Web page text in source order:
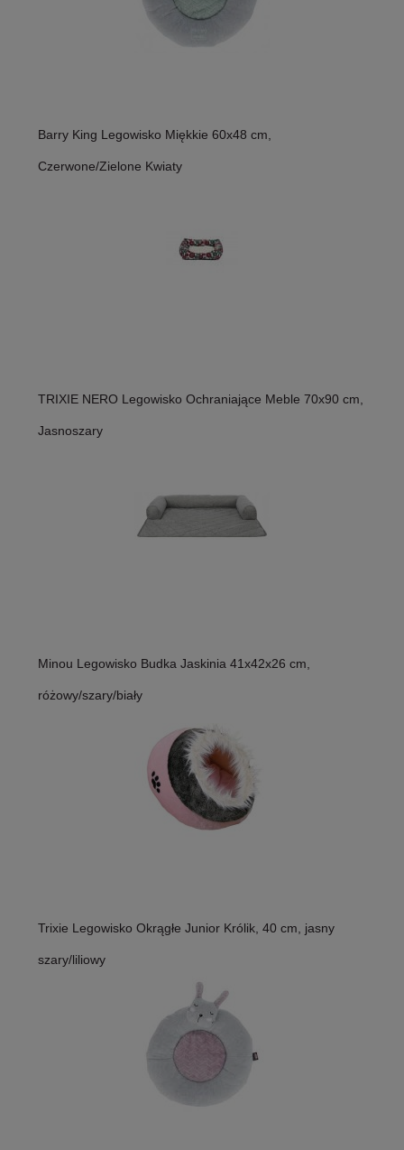
Barry King Legowisko Miękkie 60x48 cm,
Czerwone/Zielone Kwiaty
TRIXIE NERO Legowisko Ochraniające Meble 70x90 cm,
Jasnoszary
Minou Legowisko Budka Jaskinia 41x42x26 cm,
różowy/szary/biały
Trixie Legowisko Okrągłe Junior Królik, 40 cm, jasny
szary/liliowy